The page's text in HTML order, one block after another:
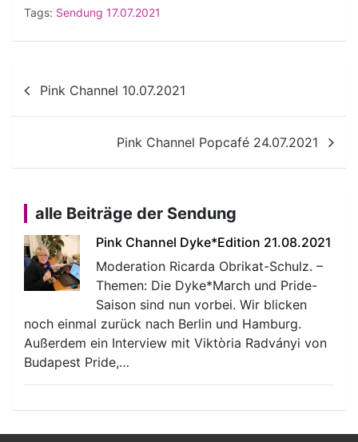
Tags: Sendung 17.07.2021
Beitragsnavigation
Pink Channel 10.07.2021
Pink Channel Popcafé 24.07.2021
alle Beiträge der Sendung
Pink Channel Dyke*Edition 21.08.2021
Moderation Ricarda Obrikat-Schulz. –
Themen: Die Dyke*March und Pride-
Saison sind nun vorbei. Wir blicken
noch einmal zurück nach Berlin und Hamburg.
Außerdem ein Interview mit Viktòria Radványi von
Budapest Pride,…